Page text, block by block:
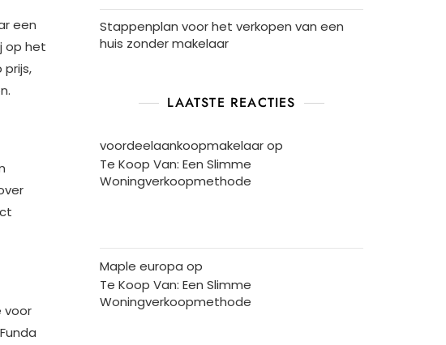
een
op het
voor
Stappenplan voor het verkopen van een
huis zonder makelaar
LAATSTE REACTIES
voordeelaankoopmakelaarop
Te Koop Van: Een Slimme
Woningverkoopmethode
Maple europa op
Te Koop Van: Een Slimme
Woningverkoopmethode